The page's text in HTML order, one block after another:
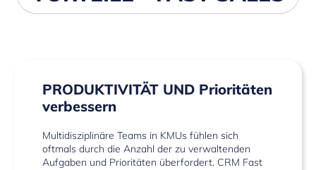
PRODUKTIVITÄT UND Prioritäten
verbessern
Multidisziplinäre Teams in KMUs fühlen sich
oftmals durch die Anzahl der zu verwaltenden
Aufgaben und Prioritäten überfordert. CRM Fast